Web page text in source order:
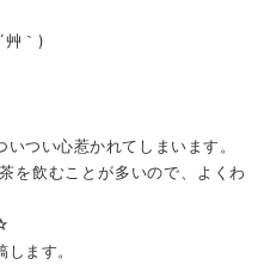
艸｀)
つい心惹かれてしまいます。
を飲むことが多いので、よくわ
ます。